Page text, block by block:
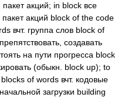
акций; in block все
акций block of the code
вчт. группа слов block of
создавать
на пути прогресса block
(обыкн. block up); to
of words вчт. кодовые
загрузки building